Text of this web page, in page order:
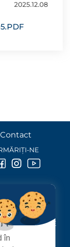
2025.12.08
SATU MARE
Contact
NE
în